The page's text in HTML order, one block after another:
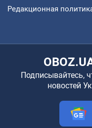
Редакционная
Подписывайтесь,
новостей